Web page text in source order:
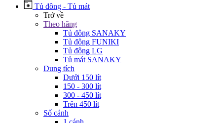
Tủ đông - Tủ mát
Trở về
Theo hãng
Tủ đông SANAKY
Tủ đông FUNIKI
Tủ đông LG
Tủ mát SANAKY
Dung tích
Dưới 150 lít
150 - 300 lít
300 - 450 lít
Trên 450 lít
Số cánh